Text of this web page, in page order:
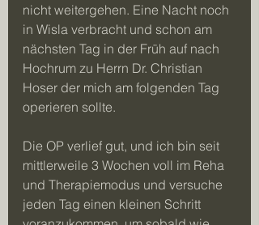
nicht weitergehen. Eine Nacht noch
in Wisla verbracht und schon am
nächsten Tag in der Früh auf nach
Hochrum zu Herrn Dr. Christian
Hoser der mich am folgenden Tag
operieren sollte.
Die OP verlief gut, und ich bin seit
mittlerweile 3 Wochen voll im Reha
und Therapiemodus und versuche
jeden Tag einen kleinen Schritt